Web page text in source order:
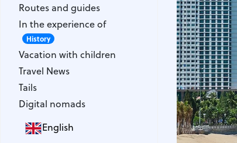
In the experience of
History
Vacation with children
Travel News
Tails
Digital nomads
Routes and guides
In the experience of
History
Vacation with children
Travel News
Tails
Digital nomads
English